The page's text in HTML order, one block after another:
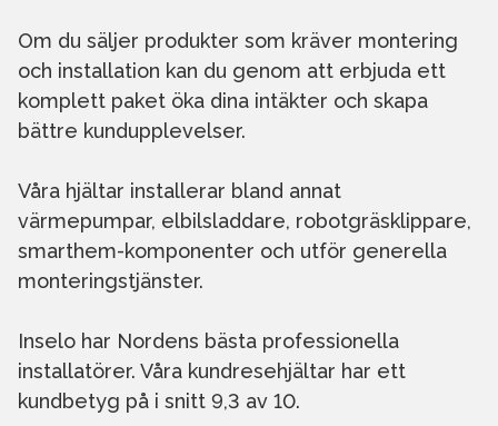
Om du säljer produkter som kräver montering
och installation kan du genom att erbjuda ett
komplett paket öka dina intäkter och skapa
bättre kundupplevelser.
Våra hjältar installerar bland annat
värmepumpar, elbilsladdare, robotgräsklippare,
smarthem-komponenter och utför generella
monteringstjänster.
Inselo har Nordens bästa professionella
installatörer. Våra kundresehjältar har ett
kundbetyg på i snitt 9,3 av 10.